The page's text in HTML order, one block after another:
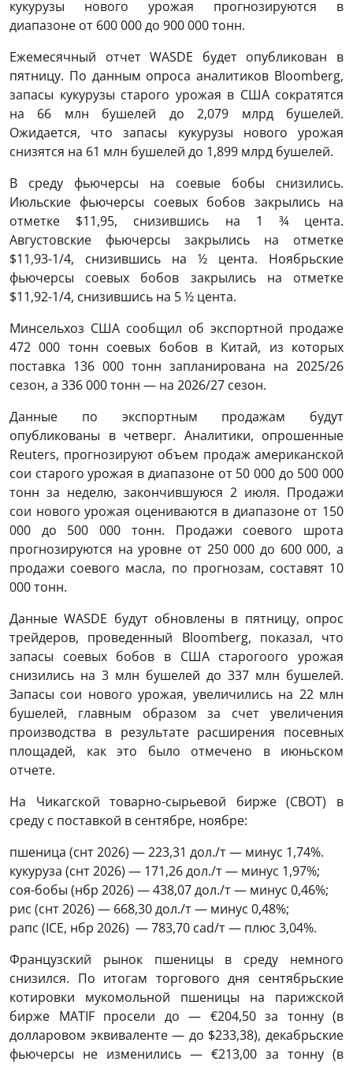
кукурузы нового урожая прогнозируются в
диапазоне от 600 000 до 900 000 тонн.
Ежемесячный отчет WASDE будет опубликован в
пятницу. По данным опроса аналитиков Bloomberg,
запасы кукурузы старого урожая в США сократятся
на 66 млн бушелей до 2,079 млрд бушелей.
Ожидается, что запасы кукурузы нового урожая
снизятся на 61 млн бушелей до 1,899 млрд бушелей.
В среду фьючерсы на соевые бобы снизились.
Июльские фьючерсы соевых бобов закрылись на
отметке $11,95, снизившись на 1 ¾ цента.
Августовские фьючерсы закрылись на отметке
$11,93-1/4, снизившись на ½ цента. Ноябрьские
фьючерсы соевых бобов закрылись на отметке
$11,92-1/4, снизившись на 5 ½ цента.
Минсельхоз США сообщил об экспортной продаже
472 000 тонн соевых бобов в Китай, из которых
поставка 136 000 тонн запланирована на 2025/26
сезон, а 336 000 тонн — на 2026/27 сезон.
Данные по экспортным продажам будут
опубликованы в четверг. Аналитики, опрошенные
Reuters, прогнозируют объем продаж американской
сои старого урожая в диапазоне от 50 000 до 500 000
тонн за неделю, закончившуюся 2 июля. Продажи
сои нового урожая оцениваются в диапазоне от 150
000 до 500 000 тонн. Продажи соевого шрота
прогнозируются на уровне от 250 000 до 600 000, а
продажи соевого масла, по прогнозам, составят 10
000 тонн.
Данные WASDE будут обновлены в пятницу, опрос
трейдеров, проведенный Bloomberg, показал, что
запасы соевых бобов в США старогоого урожая
снизились на 3 млн бушелей до 337 млн ​​бушелей.
Запасы сои нового урожая, увеличились на 22 млн
бушелей, главным образом за счет увеличения
производства в результате расширения посевных
площадей, как это было отмечено в июньском
отчете.
На Чикагской товарно-сырьевой бирже (CBOT) в
среду с поставкой в сентябре, ноябре:
пшеница (снт 2026) — 223,31 дол./т — минус 1,74%.
кукуруза (снт 2026) — 171,26 дол./т — минус 1,97%;
соя-бобы (нбр 2026) — 438,07 дол./т — минус 0,46%;
рис (снт 2026) — 668,30 дол./т — минус 0,48%;
рапс (ICE, нбр 2026) — 783,70 cad/т — плюс 3,04%.
Французский рынок пшеницы в среду немного
снизился. По итогам торгового дня сентябрьские
котировки мукомольной пшеницы на парижской
бирже MATIF просели до — €204,50 за тонну (в
долларовом эквиваленте — до $233,38), декабрьские
фьючерсы не изменились — €213,00 за тонну (в